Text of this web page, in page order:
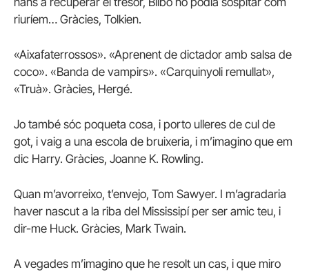
riuríem… Gràcies, Tolkien.
«Aixafaterrossos». «Aprenent de dictador amb salsa de
coco». «Banda de vampirs». «Carquinyoli remullat»,
«Truà». Gràcies, Hergé.
Jo també sóc poqueta cosa, i porto ulleres de cul de
got, i vaig a una escola de bruixeria, i m’imagino que em
dic Harry. Gràcies, Joanne K. Rowling.
Quan m’avorreixo, t’envejo, Tom Sawyer. I m’agradaria
haver nascut a la riba del Mississipí per ser amic teu, i
dir-me Huck. Gràcies, Mark Twain.
A vegades m’imagino que he resolt un cas, i que miro